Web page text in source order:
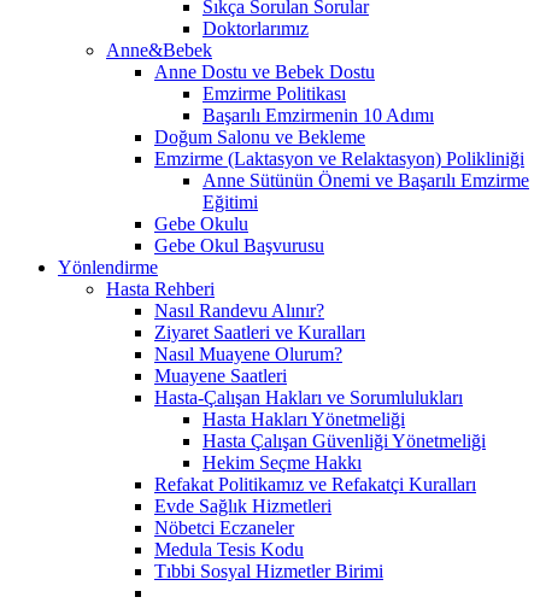
Sıkça Sorulan Sorular
Doktorlarımız
Anne&Bebek
Anne Dostu ve Bebek Dostu
Emzirme Politikası
Başarılı Emzirmenin 10 Adımı
Doğum Salonu ve Bekleme
Emzirme (Laktasyon ve Relaktasyon) Polikliniği
Anne Sütünün Önemi ve Başarılı Emzirme
Eğitimi
Gebe Okulu
Gebe Okul Başvurusu
Yönlendirme
Hasta Rehberi
Nasıl Randevu Alınır?
Ziyaret Saatleri ve Kuralları
Nasıl Muayene Olurum?
Muayene Saatleri
Hasta-Çalışan Hakları ve Sorumlulukları
Hasta Hakları Yönetmeliği
Hasta Çalışan Güvenliği Yönetmeliği
Hekim Seçme Hakkı
Refakat Politikamız ve Refakatçi Kuralları
Evde Sağlık Hizmetleri
Nöbetci Eczaneler
Medula Tesis Kodu
Tıbbi Sosyal Hizmetler Birimi